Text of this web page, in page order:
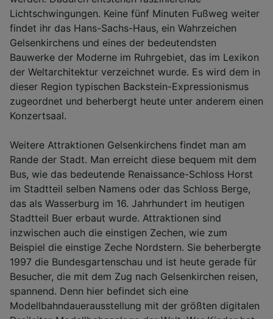
Lichtschwingungen. Keine fünf Minuten Fußweg weiter
findet ihr das Hans-Sachs-Haus, ein Wahrzeichen
Gelsenkirchens und eines der bedeutendsten
Bauwerke der Moderne im Ruhrgebiet, das im Lexikon
der Weltarchitektur verzeichnet wurde. Es wird dem in
dieser Region typischen Backstein-Expressionismus
zugeordnet und beherbergt heute unter anderem einen
Konzertsaal.
Weitere Attraktionen Gelsenkirchens findet man am
Rande der Stadt. Man erreicht diese bequem mit dem
Bus, wie das bedeutende Renaissance-Schloss Horst
im Stadtteil selben Namens oder das Schloss Berge,
das als Wasserburg im 16. Jahrhundert im heutigen
Stadtteil Buer erbaut wurde. Attraktionen sind
inzwischen auch die einstigen Zechen, wie zum
Beispiel die einstige Zeche Nordstern. Sie beherbergte
1997 die Bundesgartenschau und ist heute gerade für
Besucher, die mit dem Zug nach Gelsenkirchen reisen,
spannend. Denn hier befindet sich eine
Modellbahndauerausstellung mit der größten digitalen